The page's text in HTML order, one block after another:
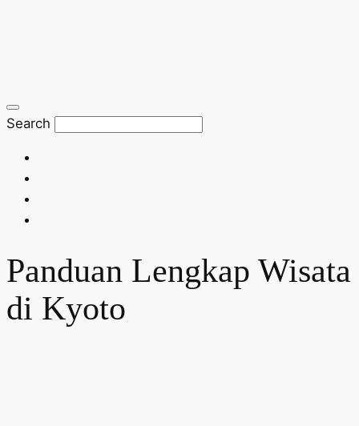
Search
Panduan Lengkap Wisata
di Kyoto